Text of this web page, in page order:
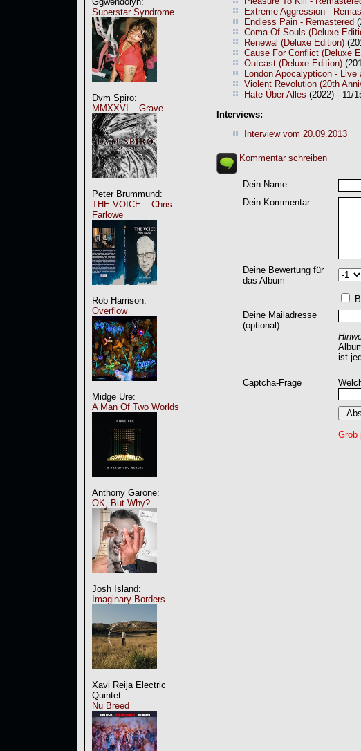
Superstar Syndrome
Dvm Spiro:
MMXXVI – Grave
Peter Brummund:
THE VOICE – Chris
Farlowe
Rob Harrison:
Overflow
Midge Ure:
A Man Of Two Worlds
Anthony Garone:
OK, But Why?
Josh Island:
Imaginary Borders
Xavi Reija Electric
Quintet:
Nu Breed
Extreme Aggression -
Endless Pain - Remastered
Coma Of Souls (Deluxe
Renewal (Deluxe Edition)
Cause For Conflict (Deluxe
Outcast (Deluxe Edition)
London Apocalypticon - Live
Violent Revolution (20th
Hate Über Alles (2022) - 11/
Interviews:
Interview vom 20.09.2013
Kommentar schreiben
Dein Name
Dein Kommentar
Deine Bewertung für
das Album
Deine Mailadresse
(optional)
ist
Captcha-Frage
Grob